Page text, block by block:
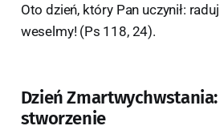
Oto dzień, który Pan uczynił:
weselmy! (Ps 118, 24).
Dzień
stworzenie